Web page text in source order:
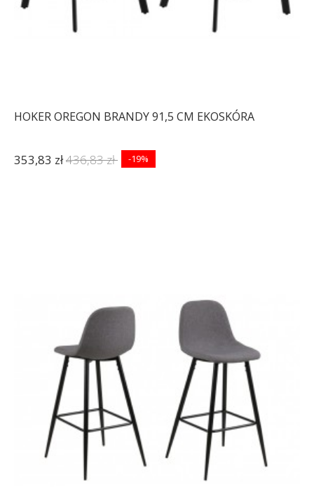
HOKER OREGON BRANDY 91,5 CM EKOSKÓRA
353,83 zł436,83 zł -19%